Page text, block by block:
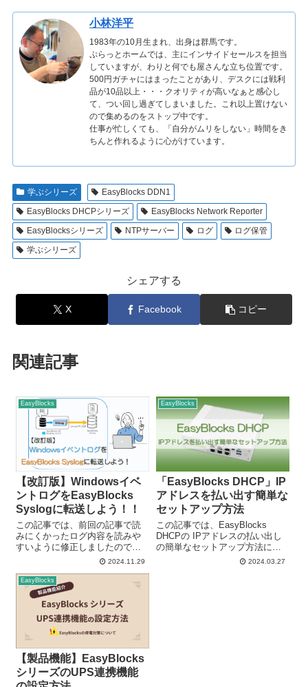
小林洋平
1983年の10月生まれ、出身は群馬です。
ぷらっとホームでは、主にインサイドセールスを担当
していますが、わりと何でも屋さんな立ち位置です。
500円ガチャにはまったことがあり、デスクには戦利
品が10品以上・・・クオリティが高いなぁと感心し
て、つい回し過ぎてしまいました。これ以上置けない
ので集めるのをストップ中です。
仕事が忙しくても、「自分がムリをしない」時間をき
ちんと作れるように心がけています。
学ぶシリーズ
EasyBlocks DDN1
EasyBlocks DHCPシリーズ
EasyBlocks Network Reporter
EasyBlocksシリーズ
NTPサーバー ログ
ログ保管
学ぶシリーズ
シェアする
X Facebook コピー
関連記事
EasyBlocks
【改訂版】Windowsイベ
ントログをEasyBlocks
Syslogに転送しよう！！
この記事では、前回の記事で読
みにくかったログ内容を読みや
すいように修正しましたので、
再度Windowsイベントログを
法を紹介していきます！
EasyBlocks Syslogを利用するに
あたって...
2024.11.29
EasyBlocks
「EasyBlocks DHCP」IP
アドレスを払い出す簡単な
セットアップ方法
この記事では、EasyBlocks
DHCPの IPアドレスの払い出し
の簡単なセットアップ方法につ
いて紹介していきます！2024.03.27
EasyBlocks
【製品機能】EasyBlocks
シリーズのUPS連携機能